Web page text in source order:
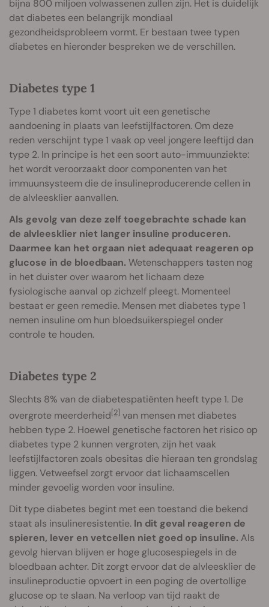
bijna 800 miljoen volwassenen zullen zijn. Het is duidelijk
dat diabetes een belangrijk mondiaal
gezondheidsprobleem vormt. Er bestaan twee typen
diabetes en hieronder bespreken we de verschillen.
Diabetes type 1
Type 1 diabetes komt voort uit een genetische
aandoening in plaats van leefstijlfactoren. Om deze
reden verschijnt type 1 vaak op veel jongere leeftijd dan
type 2. In principe is het een soort auto-immuunziekte:
het wordt veroorzaakt door componenten van het
immuunsysteem die de insulineproducerende cellen in
de alvleesklier aanvallen.
Als gevolg van deze zelf toegebrachte schade kan
de alvleesklier niet langer insuline produceren.
Daarmee kan het orgaan niet adequaat reageren op
glucose in de bloedbaan. Wetenschappers tasten nog
in het duister over waarom het lichaam deze
fysiologische aanval op zichzelf pleegt. Momenteel
bestaat er geen remedie. Mensen met diabetes type 1
nemen insuline om hun bloedsuikerspiegel onder
controle te houden.
Diabetes type 2
Slechts 8% van de diabetespatiënten heeft type 1. De
overgrote meerderheid[2] van mensen met diabetes
hebben type 2. Hoewel genetische factoren het risico op
diabetes type 2 kunnen vergroten, zijn het vaak
leefstijlfactoren zoals obesitas die hieraan ten grondslag
liggen. Vetweefsel zorgt ervoor dat lichaamscellen
minder gevoelig worden voor insuline.
Dit type diabetes begint met een toestand die bekend
staat als insulineresistentie. In dit geval reageren de
spieren, lever en vetcellen niet goed op insuline. Als
gevolg hiervan blijven er hoge glucosespiegels in de
bloedbaan achter. Dit zorgt ervoor dat de alvleesklier de
insulineproductie opvoert in een poging de overtollige
glucose op te slaan. Na verloop van tijd raakt de